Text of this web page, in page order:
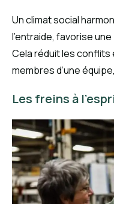
Un climat social
l’entraide, favorise une
Cela réduit les
membres d’une
Les freins à